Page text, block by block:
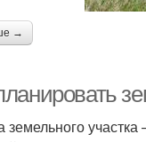
→
земельного